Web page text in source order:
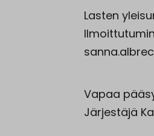
Lasten
Vapaa
Järjestäjä